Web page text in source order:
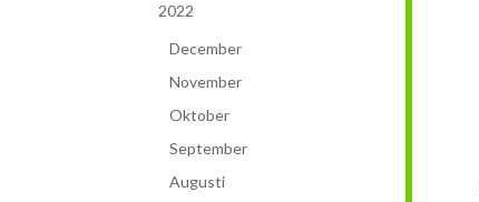
2022
December
November
Oktober
September
Augusti